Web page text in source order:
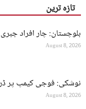
تازہ ترین
بلوچستان: چار افراد
August 8, 2026
نوشکی: فوجی کیمپ پر
August 8, 2026